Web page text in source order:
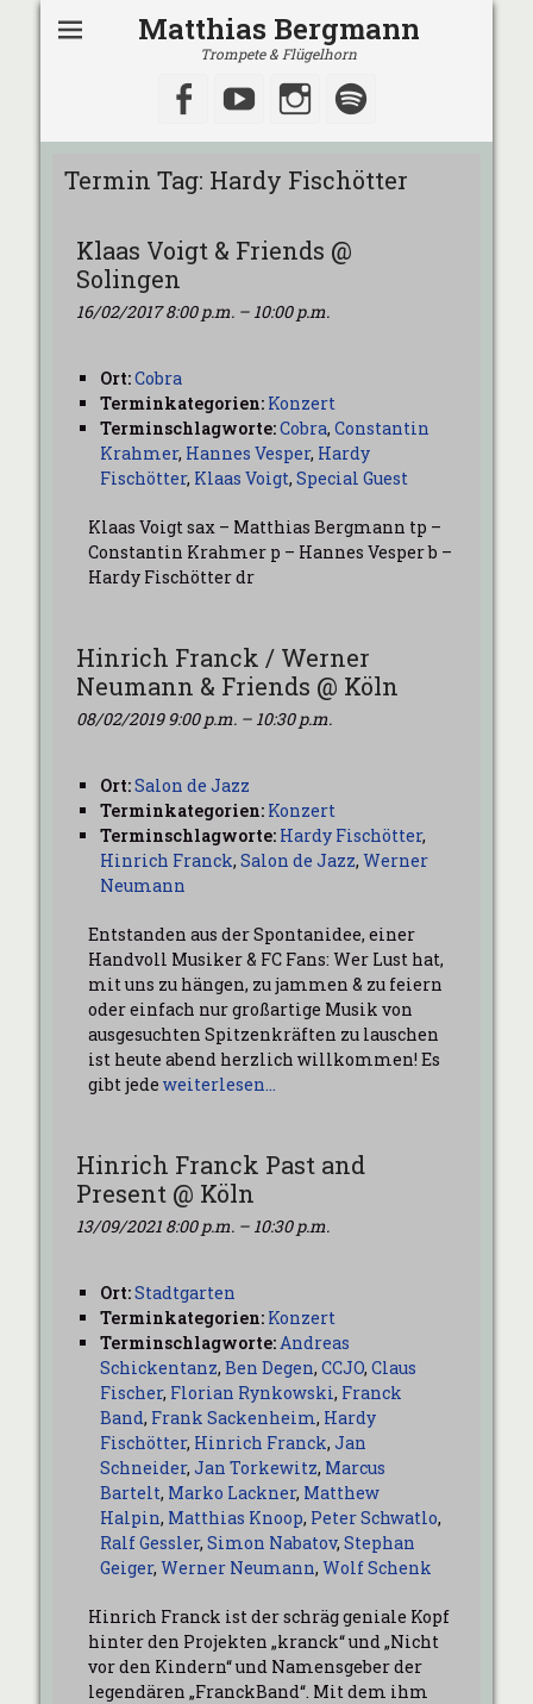
Matthias Bergmann
Trompete & Flügelhorn
Facebook
YouTubeInstagram
Termin Tag: Hardy Fischötter
Klaas Voigt & Friends @
Solingen
16/02/2017 8:00 p.m. – 10:00 p.m.
Ort:Cobra
Terminkategorien: Konzert
Terminschlagworte:Cobra, Constantin
Krahmer, Hannes Vesper, Hardy
Fischötter, Klaas Voigt, Special Guest
Klaas Voigt sax – Matthias Bergmann tp –
Constantin Krahmer p – Hannes Vesper b –
Hardy Fischötter dr
Hinrich Franck / Werner
Neumann & Friends @ Köln
08/02/2019 9:00 p.m. – 10:30 p.m.
Ort:Salon de Jazz
Terminkategorien: Konzert
Terminschlagworte: Hardy Fischötter,
Hinrich Franck, Salon de Jazz, Werner
Neumann
Entstanden aus der Spontanidee, einer
Handvoll Musiker & FC Fans: Wer Lust hat,
mit uns zu hängen, zu jammen & zu feiern
oder einfach nur großartige Musik von
ausgesuchten Spitzenkräften zu lauschen
ist heute abend herzlich willkommen! Es
gibt jede weiterlesen…
Hinrich Franck Past and
Present @ Köln
13/09/2021 8:00 p.m. – 10:30 p.m.
Ort:Stadtgarten
Terminkategorien: Konzert
Terminschlagworte:Andreas
Schickentanz, Ben Degen, CCJO, Claus
Fischer, Florian Rynkowski, Franck
Band, Frank Sackenheim, Hardy
Fischötter, Hinrich Franck, Jan
Schneider, Jan Torkewitz, Marcus
Bartelt, Marko Lackner, Matthew
Halpin, Matthias Knoop, Peter Schwatlo,
Ralf Gessler, Simon Nabatov, Stephan
Geiger, Werner Neumann, Wolf Schenk
Hinrich Franck ist der schräg geniale Kopf
hinter den Projekten „kranck“ und „Nicht
vor den Kindern“ und Namensgeber der
legendären „FranckBand“. Mit dem ihm